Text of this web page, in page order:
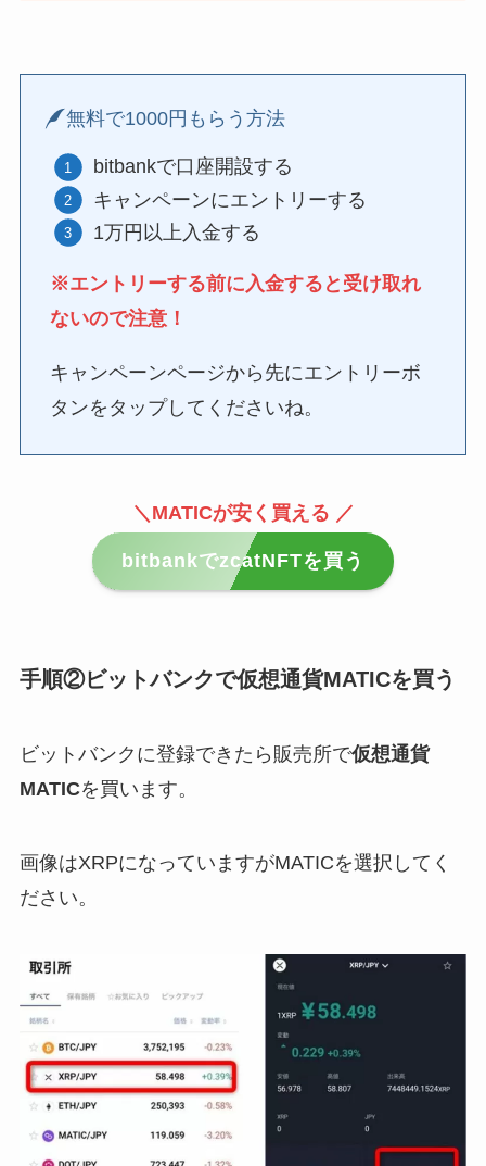
無料で1000円もらう方法
bitbankで口座開設する
キャンペーンにエントリーする
1万円以上入金する
※エントリーする前に入金すると受け取れ
ないので注意！
キャンペーンページから先にエントリーボ
タンをタップしてくださいね。
＼MATICが安く買える ／
bitbankでzcatNFTを買う
手順②ビットバンクで仮想通貨MATICを買う
ビットバンクに登録できたら販売所で仮想通貨
MATICを買います。
画像はXRPになっていますがMATICを選択してく
ださい。